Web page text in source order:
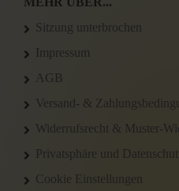
Sitzung unterbrochen
Impressum
AGB
Versand- &
Widerrufsrecht & Muster-
Privatsphäre und
Cookie Einstellungen